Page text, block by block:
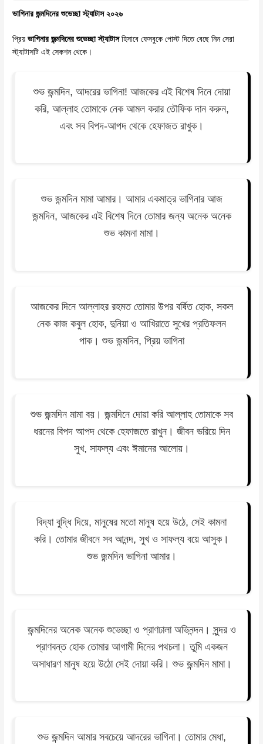
ভাগিনার জন্মদিনের শুভেচ্ছা স্ট্যাটাস ২০২৬
প্রিয়ভাগিনার জন্মদিনের শুভেচ্ছা স্ট্যাটাসহিসাবে ফেসবুকে পোস্ট দিতে বেছে নিন সেরা
স্ট্যাটাসটি এই সেকশন থেকে।
শুভ জন্মদিন, আদরের ভাগিনা! আজকের এই বিশেষ দিনে দোয়া
করি, আল্লাহ তোমাকে নেক আমল করার তৌফিক দান করুন,
এবং সব বিপদ-আপদ থেকে হেফাজত রাখুক।
শুভ জন্মদিন মামা আমার। আমার একমাত্র ভাগিনার আজ
জন্মদিন, আজকের এই বিশেষ দিনে তোমার জন্য অনেক অনেক
শুভ কামনা মামা।
আজকের দিনে আল্লাহর রহমত তোমার উপর বর্ষিত হোক, সকল
নেক কাজ কবুল হোক, দুনিয়া ও আখিরাতে সুখের প্রতিফলন
পাক। শুভ জন্মদিন, প্রিয় ভাগিনা
শুভ জন্মদিন মামা বয়। জন্মদিনে দোয়া করি আল্লাহ তোমাকে সব
ধরনের বিপদ আপদ থেকে হেফাজতে রাখুন। জীবন ভরিয়ে দিন
সুখ, সাফল্য এবং ঈমানের আলোয়।
বিদ্যা বুদ্ধি দিয়ে, মানুষের মতো মানুষ হয়ে উঠে, সেই কামনা
করি। তোমার জীবনে সব আনন্দ, সুখ ও সাফল্য বয়ে আসুক।
শুভ জন্মদিন ভাগিনা আমার।
জন্মদিনের অনেক অনেক শুভেচ্ছা ও প্রাণঢালা অভিনন্দন। সুন্দর ও
প্রাণবন্ত হোক তোমার আগামী দিনের পথচলা। তুমি একজন
অসাধারণ মানুষ হয়ে উঠো সেই দোয়া করি। শুভ জন্মদিন মামা।
শুভ জন্মদিন আমার সবচেয়ে আদরের ভাগিনা। তোমার মেধা,